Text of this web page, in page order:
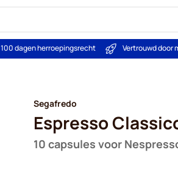
100 dagen herroepingsrecht Vertrouwd door
Segafredo
Espresso
10 capsules voor